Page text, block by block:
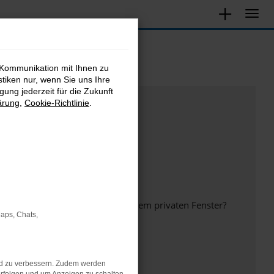
anderen Browser oder in einem privaten Fenster?
mehr unterstützt werden.
mit Ihnen zu
nur, wenn Sie uns Ihre
jederzeit für die Zukunft
Cookie-Richtlinie
Chats,
zu verbessern. Zudem werden